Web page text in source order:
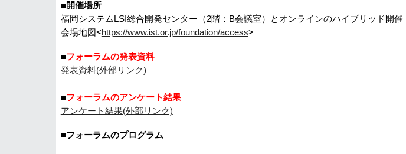
■開催場所
福岡システムLSI総合開発センター（2階：B会議室）とオンラインのハイブリッド開催
会場地図<https://www.ist.or.jp/foundation/access>
■フォーラムの発表資料
発表資料(外部リンク)
■フォーラムのアンケート結果
アンケート結果(外部リンク)
■フォーラムのプログラム